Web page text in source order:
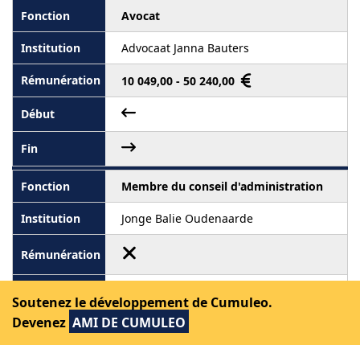
Avocat
Advocaat Janna Bauters
10 049,00 - 50 240,00
Membre du conseil d'administration
Jonge Balie Oudenaarde
Soutenez le développement de Cumuleo.
Devenez AMI DE CUMULEO